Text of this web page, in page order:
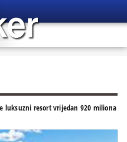
luksuzni resort vrijedan 920 miliona